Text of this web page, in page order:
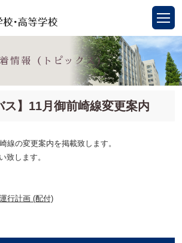
情報（トピックス）
ス】11月御前崎線変更案内
線の変更案内を掲載致します。
致します。
行計画 (配付)